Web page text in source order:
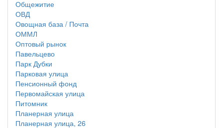
Общежитие
ОВД
Овощная база / Почта
ОММЛ
Оптовый рынок
Павельцево
Парк Дубки
Парковая улица
Пенсионный фонд
Первомайская улица
Питомник
Планерная улица
Планерная улица, 26